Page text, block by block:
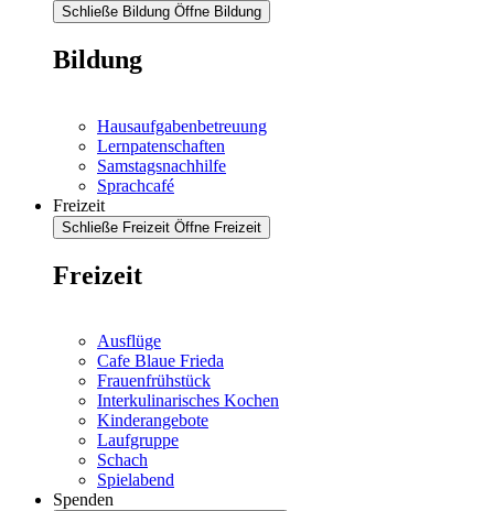
Schließe Bildung Öffne Bildung
Bildung
Hausaufgabenbetreuung
Lernpatenschaften
Samstagsnachhilfe
Sprachcafé
Freizeit
Schließe Freizeit Öffne Freizeit
Freizeit
Ausflüge
Cafe Blaue Frieda
Frauenfrühstück
Interkulinarisches Kochen
Kinderangebote
Laufgruppe
Schach
Spielabend
Spenden